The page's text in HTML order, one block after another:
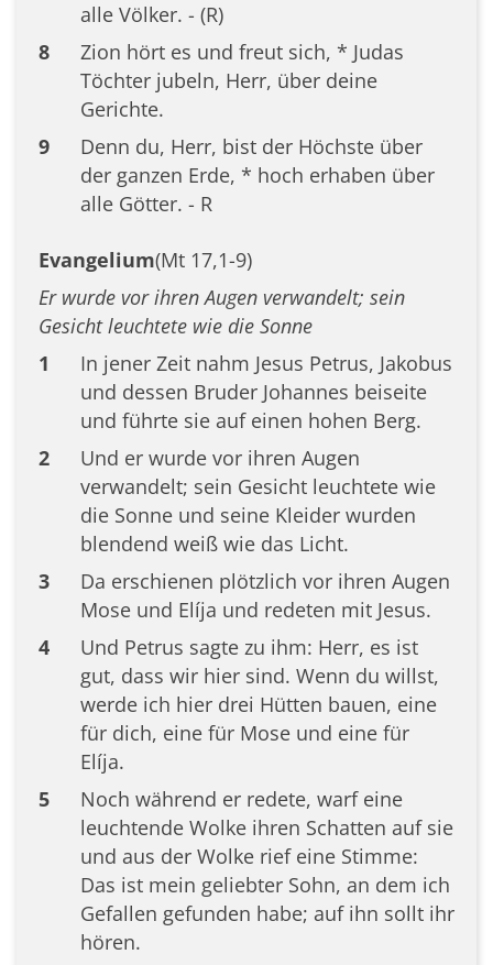
alle Völker. - (R)
8
Zion hört es und freut sich, * Judas
Töchter jubeln, Herr, über deine
Gerichte.
9
Denn du, Herr, bist der Höchste über
der ganzen Erde, * hoch erhaben über
alle Götter. - R
Evangelium(Mt 17,1-9)
Er wurde vor ihren Augen verwandelt; sein
Gesicht leuchtete wie die Sonne
1
In jener Zeit nahm Jesus Petrus, Jakobus
und dessen Bruder Johannes beiseite
und führte sie auf einen hohen Berg.
2
Und er wurde vor ihren Augen
verwandelt; sein Gesicht leuchtete wie
die Sonne und seine Kleider wurden
blendend weiß wie das Licht.
3
Da erschienen plötzlich vor ihren Augen
Mose und Elíja und redeten mit Jesus.
4
Und Petrus sagte zu ihm: Herr, es ist
gut, dass wir hier sind. Wenn du willst,
werde ich hier drei Hütten bauen, eine
für dich, eine für Mose und eine für
Elíja.
5
Noch während er redete, warf eine
leuchtende Wolke ihren Schatten auf sie
und aus der Wolke rief eine Stimme:
Das ist mein geliebter Sohn, an dem ich
Gefallen gefunden habe; auf ihn sollt ihr
hören.